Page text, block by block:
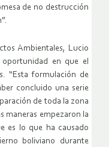
de no destrucción
Ambientales, Lucio
en que el
“Esta formulación de
concluido una serie
de toda la zona
maneras empezaron la
es lo que ha causado
boliviano durante